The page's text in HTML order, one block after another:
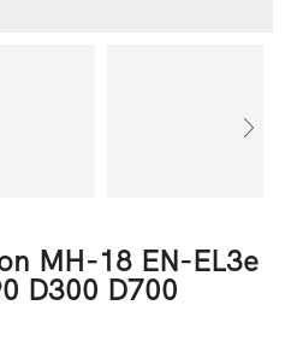
MH-18 EN-EL3e
D300 D700